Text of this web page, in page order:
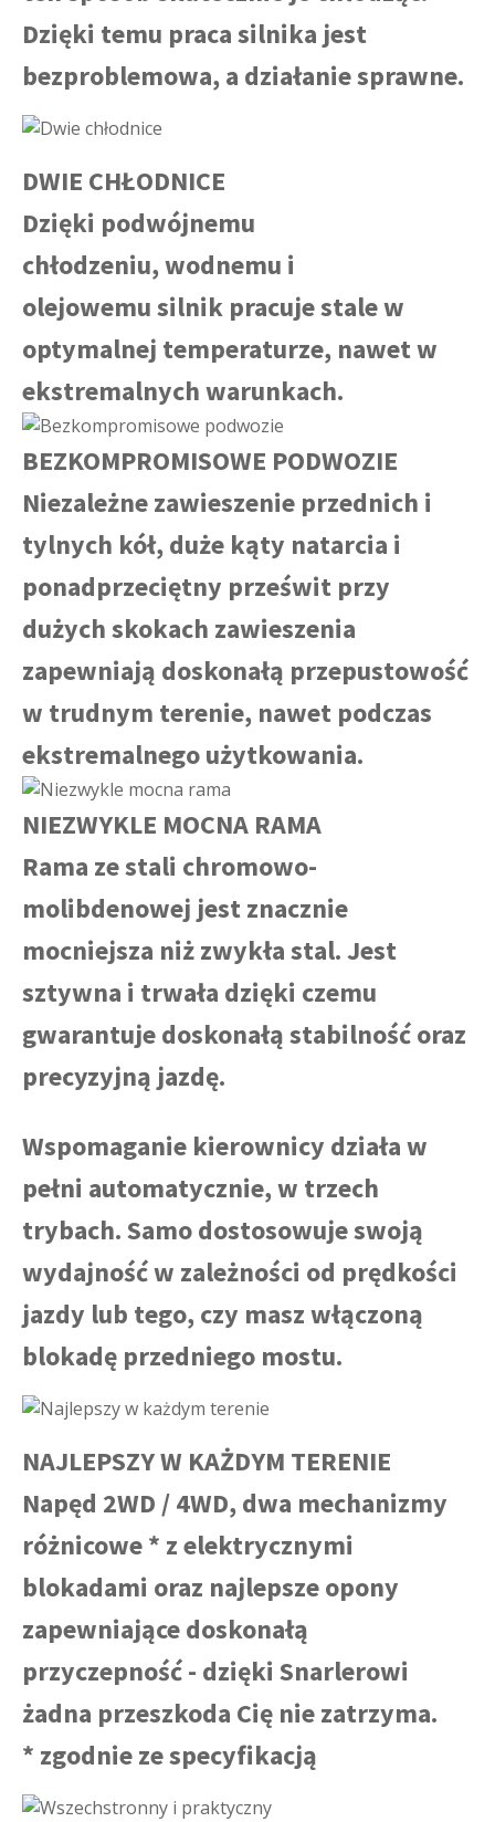
Dzięki temu praca silnika jest
bezproblemowa, a działanie sprawne.
DWIE CHŁODNICE
Dzięki podwójnemu
chłodzeniu, wodnemu i
olejowemu silnik pracuje stale w
optymalnej temperaturze, nawet w
ekstremalnych warunkach.
BEZKOMPROMISOWE PODWOZIE
Niezależne zawieszenie przednich i
tylnych kół, duże kąty natarcia i
ponadprzeciętny prześwit przy
dużych skokach zawieszenia
zapewniają doskonałą przepustowość
w trudnym terenie, nawet podczas
ekstremalnego użytkowania.
NIEZWYKLE MOCNA RAMA
Rama ze stali chromowo-
molibdenowej jest znacznie
mocniejsza niż zwykła stal. Jest
sztywna i trwała dzięki czemu
gwarantuje doskonałą stabilność oraz
precyzyjną jazdę.
Wspomaganie kierownicy działa w
pełni automatycznie, w trzech
trybach. Samo dostosowuje swoją
wydajność w zależności od prędkości
jazdy lub tego, czy masz włączoną
blokadę przedniego mostu.
NAJLEPSZY W KAŻDYM TERENIE
Napęd 2WD / 4WD, dwa mechanizmy
różnicowe * z elektrycznymi
blokadami oraz najlepsze opony
zapewniające doskonałą
przyczepność - dzięki Snarlerowi
żadna przeszkoda Cię nie zatrzyma.
* zgodnie ze specyfikacją